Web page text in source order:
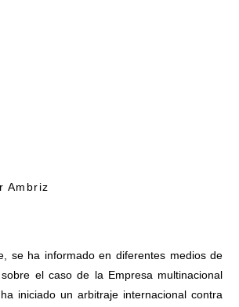
Ambriz
se ha informado en diferentes medios de
el caso de la Empresa multinacional
iniciado un arbitraje internacional contra